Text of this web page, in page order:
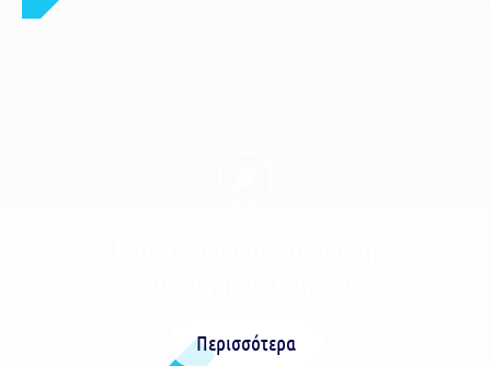
Περισσότερα